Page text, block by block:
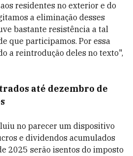
residentes no exterior e do
a eliminação desses
bastante resistência a tal
que participamos. Por essa
a reintrodução deles no texto",
até dezembro de
no parecer um dispositivo
e dividendos acumulados
2025 serão isentos do imposto